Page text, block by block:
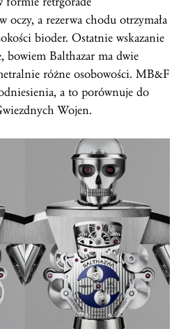
oczy, a rezerwa chodu otrzymała
bioder. Ostatnie wskazanie
bowiem Balthazar ma dwie
różne osobowości. MB&F
a to porównuje do
Wojen.